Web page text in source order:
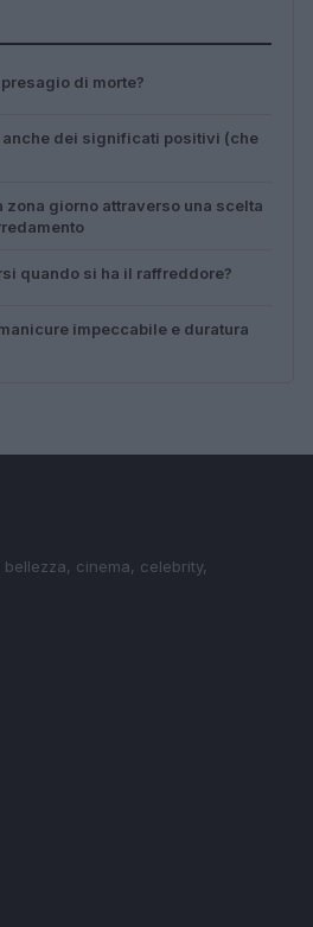
di morte?
anche dei significati positivi (che
zona giorno attraverso una scelta
quando si ha il raffreddore?
impeccabile e duratura
cinema, celebrity,